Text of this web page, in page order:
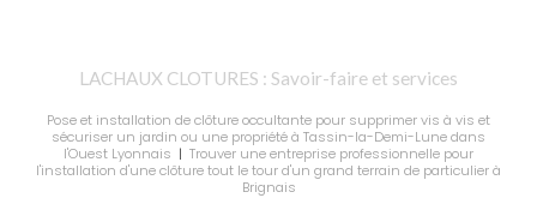
LACHAUX CLOTURES : Savoir-faire et services
Pose et installation de clôture occultante pour supprimer vis à vis et
sécuriser un jardin ou une propriété à Tassin-la-Demi-Lune dans
l'Ouest Lyonnais | Trouver une entreprise professionnelle pour
l'installation d'une clôture tout le tour d'un grand terrain de particulier à
Brignais